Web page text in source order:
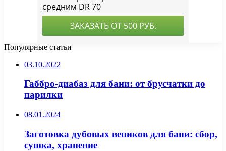
Популярные статьи
03.10.2022
Габбро-диабаз для бани: от брусчатки до
парилки
08.01.2024
Заготовка дубовых веников для бани: сбор,
сушка, хранение